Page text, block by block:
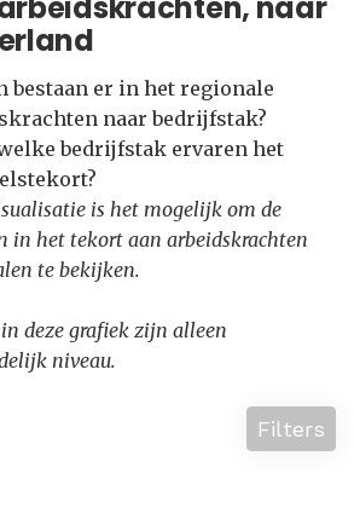
bestaan er in het regionale
naar bedrijfstak?
bedrijfstak ervaren het
is het mogelijk om de
in het tekort aan arbeidskrachten
te bekijken.
deze grafiek zijn alleen
niveau.
Filters